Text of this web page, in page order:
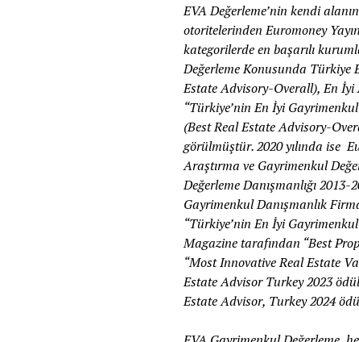
EVA Değerleme’nin kendi
otoritelerinden Euromoney
kategorilerde en başarılı
Değerleme Konusunda Türkiye
Estate Advisory-Overall), En İyi
“Türkiye’nin En İyi
(Best Real Estate Advisory-
görülmüştür. 2020 yılında ise
Araştırma ve Gayrimenkul
Değerleme Danışmanlığı
Gayrimenkul Danışmanlık
“Türkiye’nin En İyi
Magazine tarafından “Best
“Most Innovative Real Estate
Estate Advisor Turkey 2023
Estate Advisor, Turkey 2024